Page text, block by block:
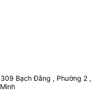
Bạch Đằng , Phường 2 ,